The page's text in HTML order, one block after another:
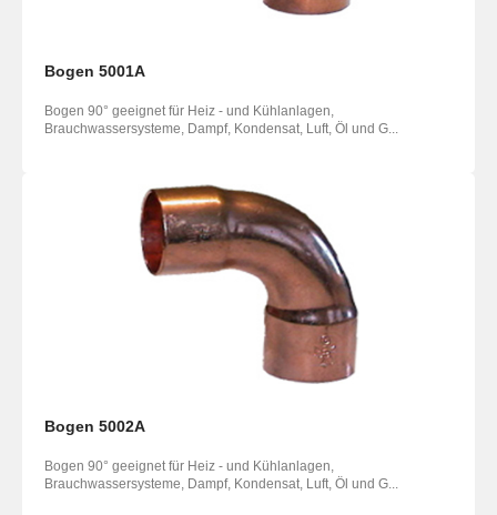
Bogen 5001A
Bogen 90° geeignet für Heiz - und Kühlanlagen,
Brauchwassersysteme, Dampf, Kondensat, Luft, Öl und G...
Bogen 5002A
Bogen 90° geeignet für Heiz - und Kühlanlagen,
Brauchwassersysteme, Dampf, Kondensat, Luft, Öl und G...